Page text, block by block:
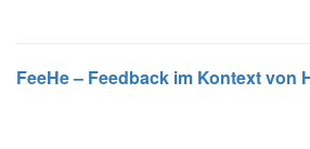
FeeHe – Feedback im Kontext von